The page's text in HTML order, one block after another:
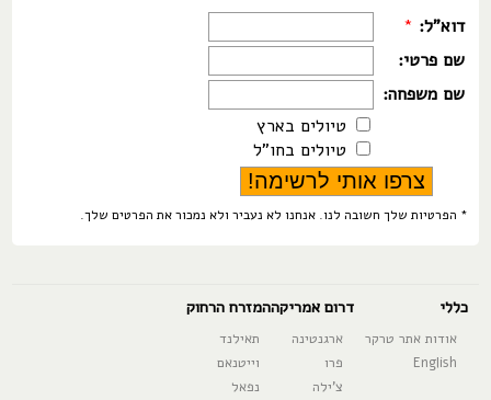
דוא"ל: *
שם פרטי:
שם משפחה:
טיולים בארץ
טיולים בחו"ל
* הפרטיות שלך חשובה לנו. אנחנו לא נעביר ולא נמכור את הפרטים שלך.
כללי
אודות אתר טרקר
English
דרום אמריקה
ארגנטינה
פרו
צ'ילה
המזרח הרחוק
תאילנד
וייטנאם
נפאל